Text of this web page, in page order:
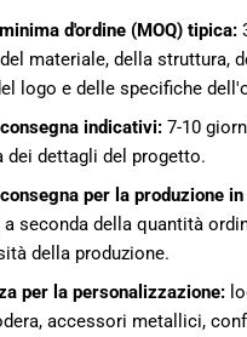
d'ordine (MOQ) tipica:
materiale, della struttura,
logo e delle specifiche
indicativi: 7-10
dei dettagli del progetto.
per la produzione
a seconda della quantità
della produzione.
per la personalizzazione:
accessori metallici,